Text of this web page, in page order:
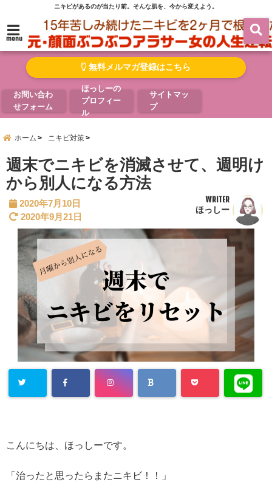
ニキビがあるのが当たり前。そんな肌を、今から変えよう。
menu
無料メルマガ登録はこちら
お問い合わ
せフォーム
ほっしーの
プロフィー
ル
サイトマッ
プ
ホーム ニキビ対策
週末でニキビを消滅させて、週明け
から別人になる方法
2020年7月10日
2020年9月21日
WRITER
ほっしー
こんにちは、ほっしーです。
「治ったと思ったらまたニキビ！！」